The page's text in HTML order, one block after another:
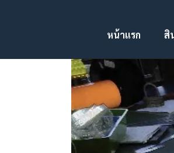
หน้าแรก สิ